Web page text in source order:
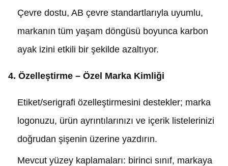
Çevre dostu, AB çevre standartlarıyla uyumlu,
markanın tüm yaşam döngüsü boyunca karbon
ayak izini etkili bir şekilde azaltıyor.
4. Özelleştirme – Özel Marka Kimliği
Etiket/serigrafi özelleştirmesini destekler; marka
logonuzu, ürün ayrıntılarınızı ve içerik listelerinizi
doğrudan şişenin üzerine yazdırın.
Mevcut yüzey kaplamaları: birinci sınıf, markaya